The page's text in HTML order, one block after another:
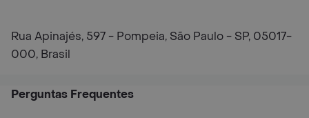
Rua Apinajés, 597 - Pompeia, São Paulo - SP, 05017-
000, Brasil
Perguntas Frequentes